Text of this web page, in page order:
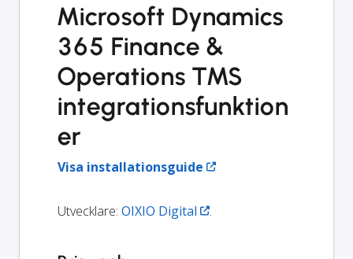
Microsoft Dynamics
365 Finance &
Operations TMS
integrationsfunktion
er
Visa installationsguide
Utvecklare: OIXIO Digital .